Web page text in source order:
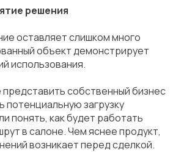
решения
оставляет слишком много
объект демонстрирует
использования.
собственный бизнес
потенциальную загрузку
понять, как будет работать
в салоне. Чем яснее продукт,
возникает перед сделкой.